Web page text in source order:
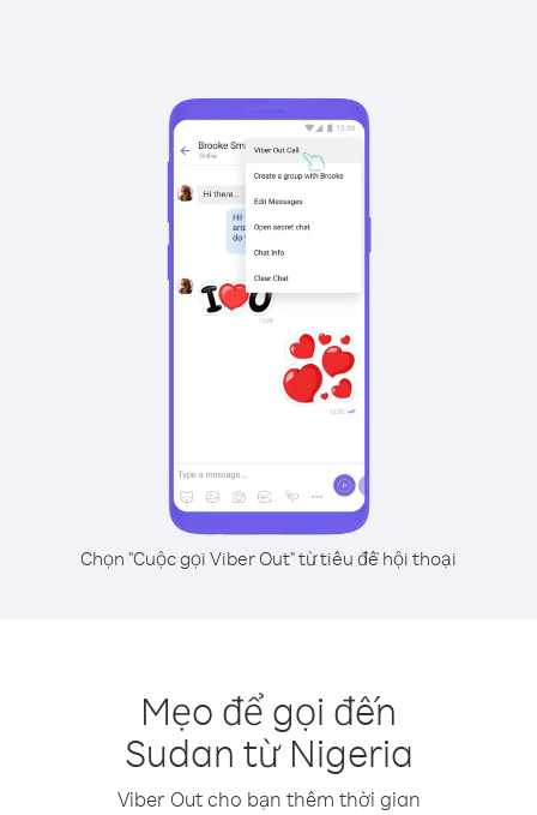
Chọn "Cuộc gọi Viber Out" từ tiêu đề hội thoại
Mẹo để gọi đến
Sudan từ Nigeria
Viber Out cho bạn thêm thời gian